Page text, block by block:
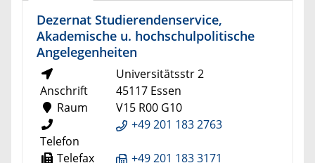
Dezernat Studierendenservice,
Akademische u. hochschulpolitische
Angelegenheiten
Anschrift
Universitätsstr 2
45117 Essen
Raum
V15 R00 G10
Telefon
+49 201 183 2763
Telefax
+49 201 183 3171